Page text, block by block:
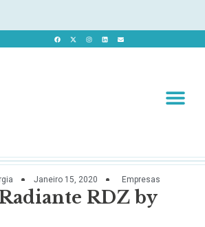
Janeiro 15, 2020 Empresas
RDZ by